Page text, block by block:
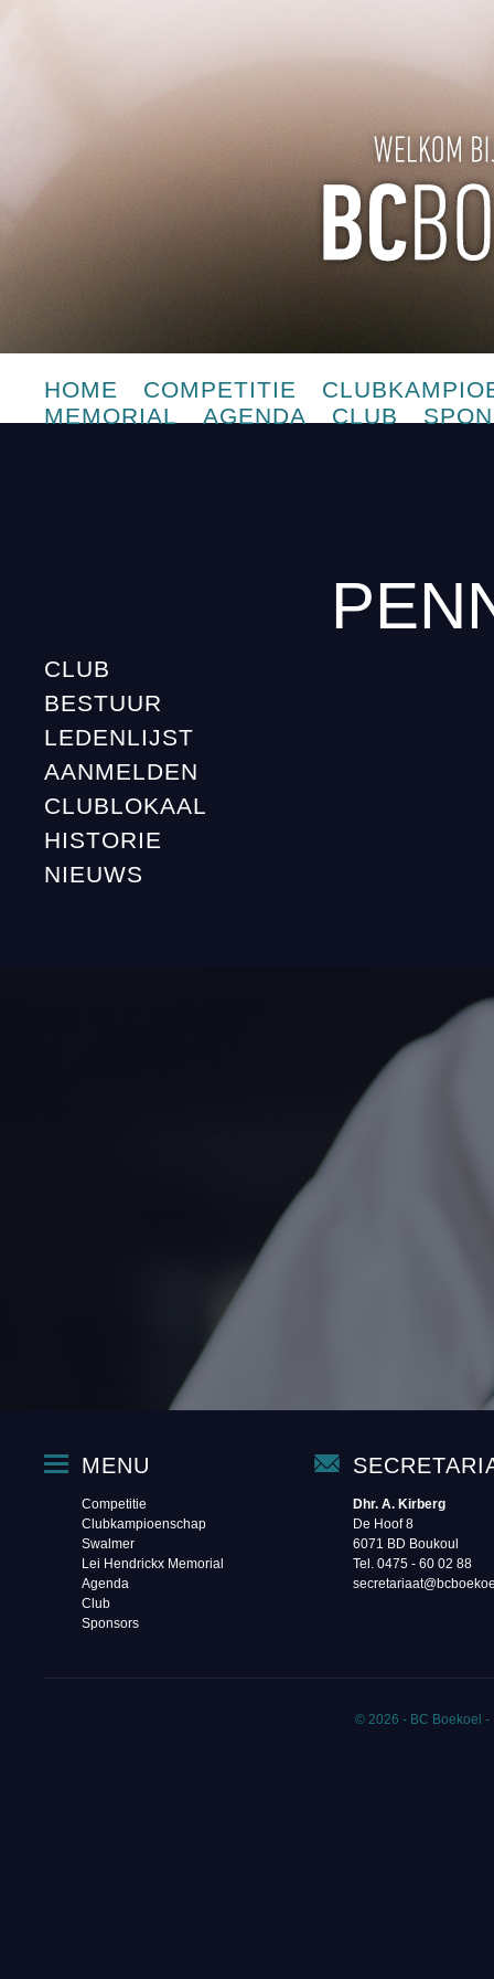
HOME COMPETITIE
MEMORIAL
AGENDA CLUB
CLUB
BESTUUR
LEDENLIJST
AANMELDEN
CLUBLOKAAL
HISTORIE
NIEUWS
MENU
Competitie
Clubkampioenschap
Swalmer
Lei Hendrickx Memorial
Agenda
Club
Sponsors
Dhr. A. Kirberg
De Hoof 8
6071 BD Boukoul
Tel. 0475 - 60 02 88‬
© 2026 - BC Boekoel